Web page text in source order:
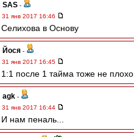
SAS -
31 янв 2017 16:46
Селихова в Основу
Йося -
31 янв 2017 16:45
1:1 после 1 тайма тоже не плохо.
agk -
31 янв 2017 16:44
И нам пеналь...